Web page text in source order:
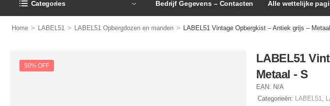
Categories Bedrijf Gegevens – Contacten Alle wettelijke
Home > LABEL51 > LABEL51 Opbergdozen en manden > LABEL51 Vintage Opbergkist – Antiek grijs –
50% OFF
LABEL51
Metaal - S
EAN: N/A
Categorieën: LABEL51,